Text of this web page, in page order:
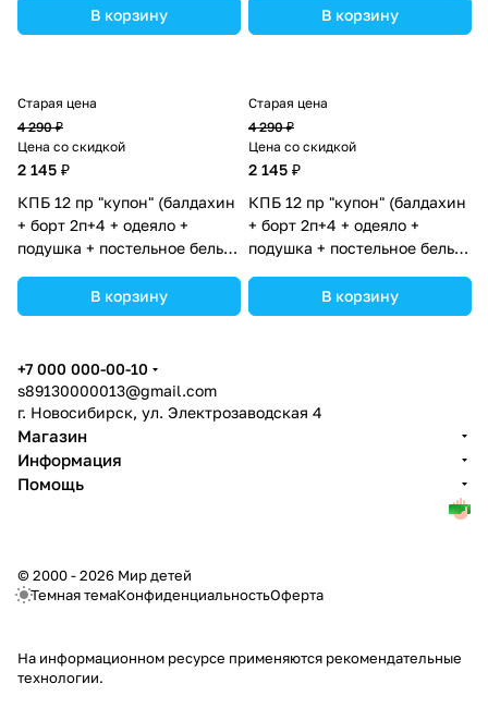
(№К209_03) цвета в
ассортименте.
В корзину
цвета в ассортименте.
В корзину
Старая цена
4 290 ₽
Цена со скидкой
2 145 ₽
КПБ 12 пр "купон" (балдахин
+ борт 2п+4 + одеяло +
подушка + постельное белье
(№К209_2а4_03) цвета в
ассортименте.
В корзину
Старая цена
4 290 ₽
Цена со скидкой
2 145 ₽
КПБ 12 пр "купон" (балдахин
+ борт 2п+4 + одеяло +
подушка + постельное белье
(№К209_2а4_02) цвета в
ассортименте.
В корзину
+7 000 000-00-10
s89130000013@gmail.com
г. Новосибирск, ул. Электрозаводская 4
Магазин
Информация
Помощь
© 2000 - 2026 Мир детей
Темная темаКонфиденциальностьОферта
На информационном ресурсе применяются рекомендательные
технологии.